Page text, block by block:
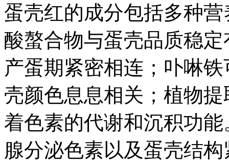
蛋壳红的成分包括多种
酸螯合物与蛋壳品质稳
产蛋期紧密相连；卟啉
壳颜色息息相关；植物
着色素的代谢和沉积功
腺分泌色素以及蛋壳结